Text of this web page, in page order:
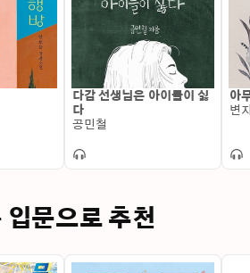
다감 선생님은 아이들이 싫
다
공민철
아
변
입문으로 추천